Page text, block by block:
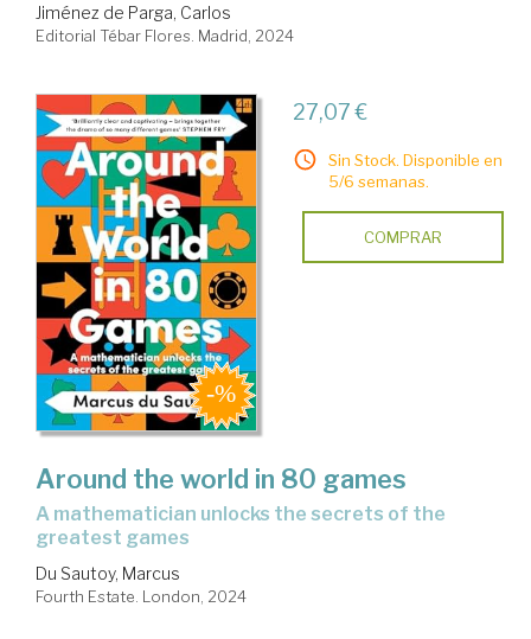
Jiménez de Parga, Carlos
Editorial Tébar Flores. Madrid, 2024
27,07 €
Sin Stock. Disponible en
5/6 semanas.
COMPRAR
Around the world in 80 games
a mathematician unlocks the secrets of the
greatest games
Du Sautoy, Marcus
Fourth Estate. London, 2024